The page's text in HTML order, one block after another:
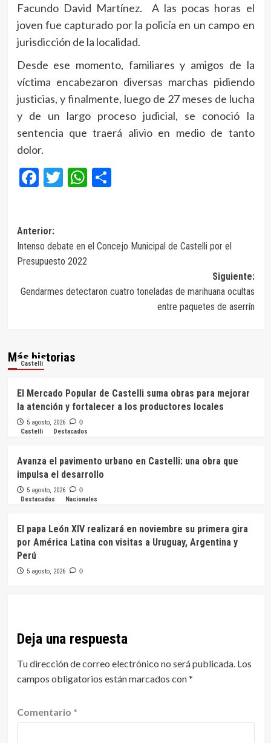
Facundo David Martínez. A las pocas horas el
joven fue capturado por la policía en un campo en
jurisdicción de la localidad.
Desde ese momento, familiares y amigos de la
víctima encabezaron diversas marchas pidiendo
justicias, y finalmente, luego de 27 meses de lucha
y de un largo proceso judicial, se conoció la
sentencia que traerá alivio en medio de tanto
dolor.
Facebook
Twitter
WhatsApp
Compartir
Navegación
de
entradas
Anterior:
Intenso debate en el Concejo Municipal de Castelli por el
Presupuesto 2022
Siguiente:
Gendarmes detectaron cuatro toneladas de marihuana ocultas
entre paquetes de aserrín
Más historias
Castelli
El Mercado Popular de Castelli suma obras para mejorar
la atención y fortalecer a los productores locales
5 agosto, 2026 0
Castelli Destacados
Avanza el pavimento urbano en Castelli: una obra que
impulsa el desarrollo
5 agosto, 2026 0
Destacados Nacionales
El papa León XIV realizará en noviembre su primera gira
por América Latina con visitas a Uruguay, Argentina y
Perú
5 agosto, 2026 0
Deja una respuesta
Tu dirección de correo electrónico no será publicada. Los
campos obligatorios están marcados con*
Comentario *